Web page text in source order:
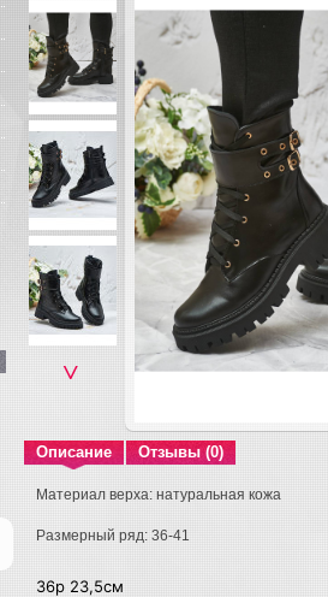
˅
Описание Отзывы (0)
Материал верха: натуральная кожа
Размерный ряд: 36-41
36р 23,5см